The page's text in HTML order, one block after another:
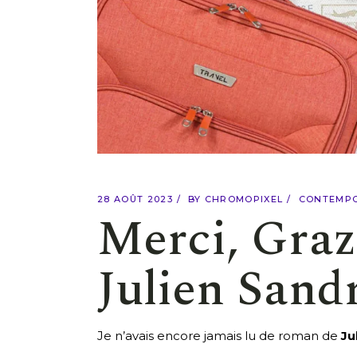
28 AOÛT 2023 BY CHROMOPIXEL
Merci,
Julien
Je n’avais encore jamais lu de roman de